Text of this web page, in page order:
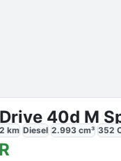
40d M
km Diesel 2.993 cm³ 352